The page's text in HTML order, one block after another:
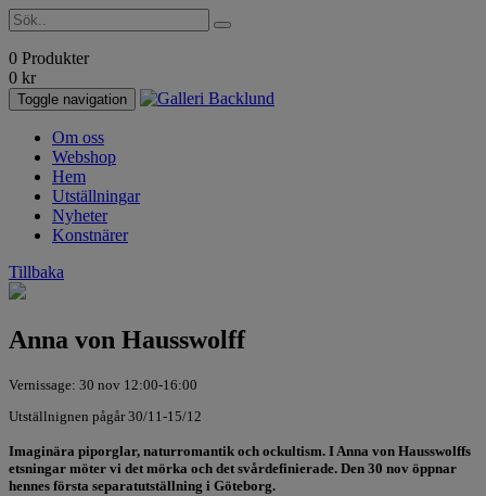
0 Produkter
0 kr
Toggle navigation
Om oss
Webshop
Hem
Utställningar
Nyheter
Konstnärer
Tillbaka
Anna von Hausswolff
Vernissage: 30 nov 12:00-16:00
Utställnignen pågår 30/11-15/12
Imaginära piporglar, naturromantik och ockultism. I Anna von Hausswolffs
etsningar möter vi det mörka och det svårdefinierade. Den 30 nov öppnar
hennes första separatutställning i Göteborg.